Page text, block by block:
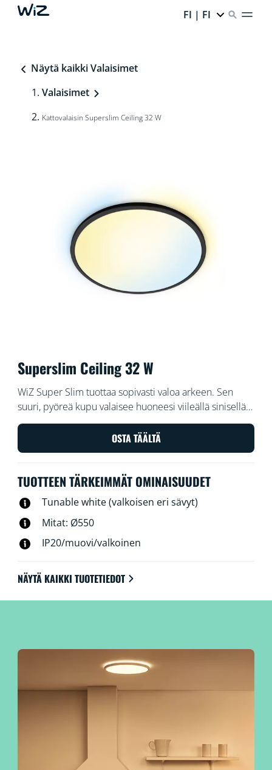
FI | FI
Näytä kaikki Valaisimet
Valaisimet
Kattovalaisin Superslim Ceiling 32 W
Superslim Ceiling 32 W
WiZ Super Slim tuottaa sopivasti valoa arkeen. Sen
suuri, pyöreä kupu valaisee huoneesi viileällä sinisellä
valolla, joka lisää vireyttä ja keskittymiskykyä, ja
himmennee lämpimän sävyiseksi, mikä auttaa sinua
rentoutumaan.
OSTA TÄÄLTÄ
TUOTTEEN TÄRKEIMMÄT OMINAISUUDET
Tunable white (valkoisen eri sävyt)
Mitat: Ø550
IP20/muovi/valkoinen
NÄYTÄ KAIKKI TUOTETIEDOT